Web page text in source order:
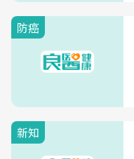
防癌
新知